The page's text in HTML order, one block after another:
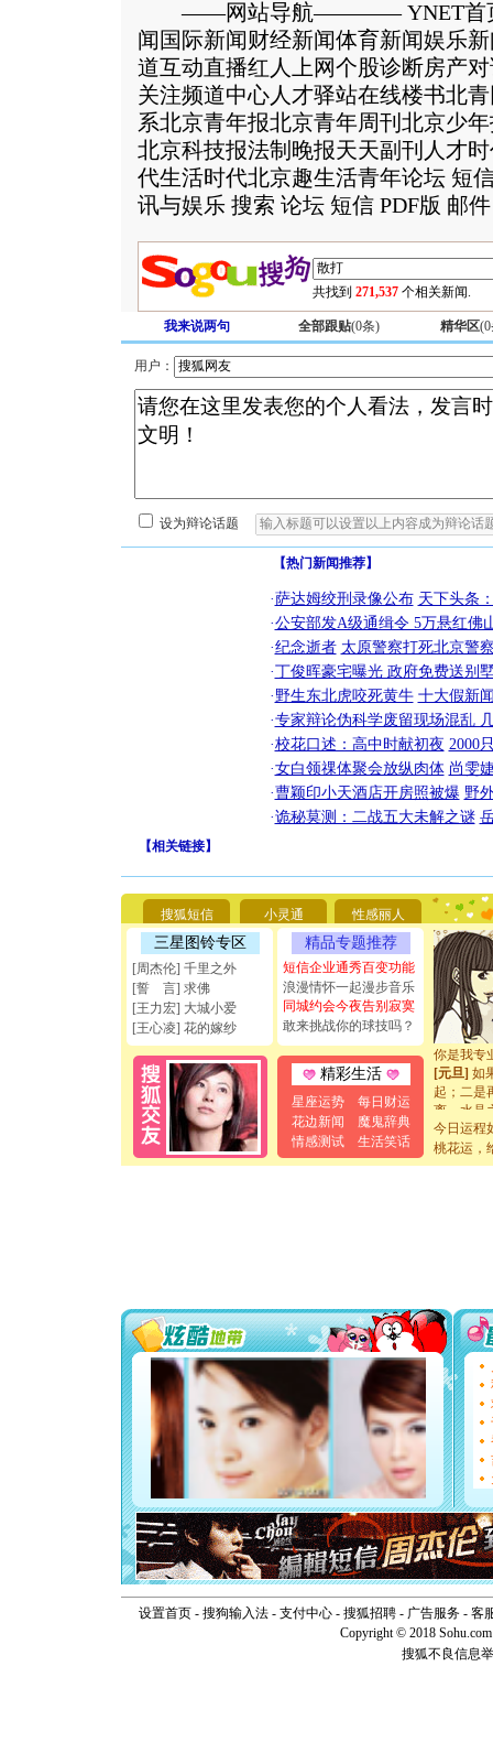
——网站导航———— YNET首页
闻国际新闻财经新闻体育新闻娱乐
道互动直播红人上网个股诊断房产
关注频道中心人才驿站在线楼书北
系北京青年报北京青年周刊北京少
北京科技报法制晚报天天副刊人才
代生活时代北京趣生活青年论坛 短
讯与娱乐 搜索 论坛 短信 PDF版 邮件
共找到 271,537 个相关新闻.
我来说两句 全部跟贴(0条) 精华区(0
用户：
设为辩论话题
【热门新闻推荐】
·萨达姆绞刑录像公布 天下头条
·公安部发A级通缉令 5万悬红佛
·纪念逝者 太原警察打死北京警
·丁俊晖豪宅曝光 政府免费送别
·野生东北虎咬死黄牛 十大假新
·专家辩论伪科学废留现场混乱
·校花口述：高中时献初夜 2000
·女白领祼体聚会放纵肉体 尚雯
·曹颖印小天酒店开房照被爆 野
·诡秘莫测：二战五大未解之谜
【相关链接】
搜狐短信 小灵通 性感丽人
三星图铃专区
[周杰伦] 千里之外
[誓 言] 求佛
[王力宏] 大城小爱
[王心凌] 花的嫁纱
精品专题推荐
短信企业通秀百变功能
浪漫情怀一起漫步音乐
同城约会今夜告别寂寞
敢来挑战你的球技吗？
精彩生活
星座运势
每日财运
花边新闻
魔鬼辞典
情感测试
生活笑话
你太多，
要平安！
[圣诞节]
能正大光
天都要快
[圣诞节]
如意,快
[元旦]看
断电。爱
你是我专
[元旦]如
起；二是
离。水晶
泣，这
卖了。水
要平安！
[圣诞节]
能正大
天都要快
[圣诞节]
如意,快
[元旦]
看
断电。
你是我
[元旦] 如
起；二是
离。水晶
[元旦]当
泣，这痛
卖了。水
[春节]
风
颜！冬去
道一声平
[春节]传
今日运程
桃花运，
设置首页- 搜狗输入法- 支付中心- 搜狐招聘- 广告服务- 客
Copyright © 2018
搜狐不良信息